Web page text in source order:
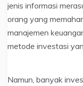
jenis informasi
orang yang
manajemen
metode investasi
Namun, banyak